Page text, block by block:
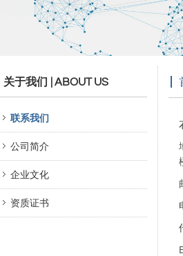
关于我们 | ABOUT US
联系我们
公司简介
企业文化
资质证书